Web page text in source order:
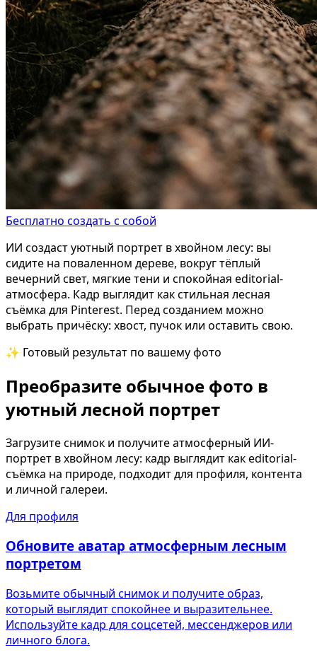
Бесплатно создать с собой
ИИ создаст уютный портрет в хвойном лесу: вы
сидите на поваленном дереве, вокруг тёплый
вечерний свет, мягкие тени и спокойная editorial-
атмосфера. Кадр выглядит как стильная лесная
съёмка для Pinterest. Перед созданием можно
выбрать причёску: хвост, пучок или оставить свою.
✨ Готовый результат по вашему фото
Преобразите обычное фото в
уютный лесной портрет
Загрузите снимок и получите атмосферный ИИ-
портрет в хвойном лесу: кадр выглядит как editorial-
съёмка на природе, подходит для профиля, контента
и личной галереи.
Для профиля
Обновите аватар атмосферным лесным
портретом
Возьмите обычный снимок и получите образ,
который выглядит спокойнее и выразительнее.
Используйте кадр для соцсетей, мессенджеров или
личного блога.